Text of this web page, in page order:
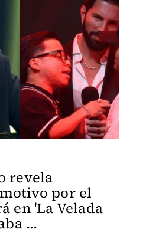
revela
por el
en 'La Velada
...